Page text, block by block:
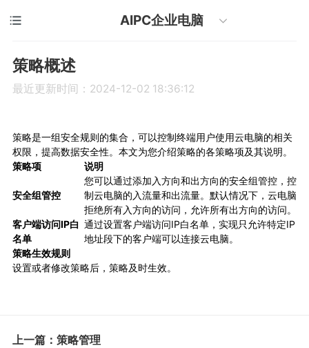
AIPC企业电脑
策略概述
最近更新时间：2024-12-02 18:36:12
策略是一组安全规则的集合，可以控制终端用户使用云电脑的相关
权限，提高数据安全性。本文为您介绍策略的各策略项及其说明。
策略项
说明
安全组管控
您可以通过添加入方向和出方向的安全组管控，控
制云电脑的入流量和出流量。默认情况下，云电脑
拒绝所有入方向的访问，允许所有出方向的访问。
客户端访问IP白
名单
通过设置客户端访问IP白名单，实现只允许特定IP
地址段下的客户端可以连接云电脑。
策略生效规则
设置或者修改策略后，策略及时生效。
上一篇：策略管理